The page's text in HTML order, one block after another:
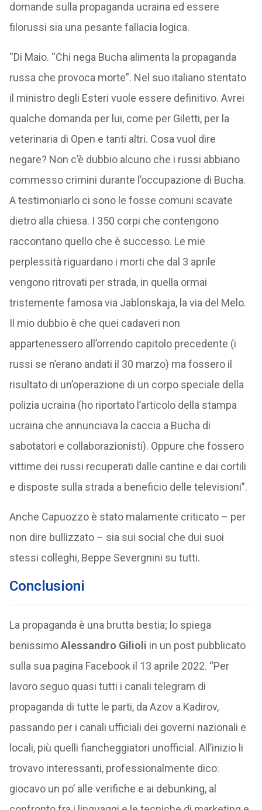
domande sulla propaganda ucraina ed essere
filorussi sia una pesante fallacia logica.
“Di Maio. “Chi nega Bucha alimenta la propaganda
russa che provoca morte”. Nel suo italiano stentato
il ministro degli Esteri vuole essere definitivo. Avrei
qualche domanda per lui, come per Giletti, per la
veterinaria di Open e tanti altri. Cosa vuol dire
negare? Non c’è dubbio alcuno che i russi abbiano
commesso crimini durante l’occupazione di Bucha.
A testimoniarlo ci sono le fosse comuni scavate
dietro alla chiesa. I 350 corpi che contengono
raccontano quello che è successo. Le mie
perplessità riguardano i morti che dal 3 aprile
vengono ritrovati per strada, in quella ormai
tristemente famosa via Jablonskaja, la via del Melo.
Il mio dubbio è che quei cadaveri non
appartenessero all’orrendo capitolo precedente (i
russi se n’erano andati il 30 marzo) ma fossero il
risultato di un’operazione di un corpo speciale della
polizia ucraina (ho riportato l’articolo della stampa
ucraina che annunciava la caccia a Bucha di
sabotatori e collaborazionisti). Oppure che fossero
vittime dei russi recuperati dalle cantine e dai cortili
e disposte sulla strada a beneficio delle televisioni”.
Anche Capuozzo è stato malamente criticato – per
non dire bullizzato – sia sui social che dui suoi
stessi colleghi, Beppe Severgnini su tutti.
Conclusioni
La propaganda è una brutta bestia; lo spiega
benissimoAlessandro Gilioli in un post pubblicato
sulla sua pagina Facebook il 13 aprile 2022. “Per
lavoro seguo quasi tutti i canali telegram di
propaganda di tutte le parti, da Azov a Kadirov,
passando per i canali ufficiali dei governi nazionali e
locali, più quelli fiancheggiatori unofficial. All’inizio li
trovavo interessanti, professionalmente dico:
giocavo un po’ alle verifiche e ai debunking, al